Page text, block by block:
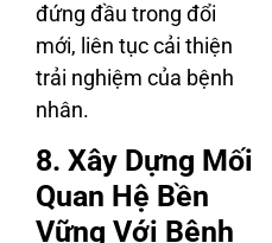
đứng đầu trong đổi
mới, liên tục cải thiện
trải nghiệm của bệnh
nhân.
8. Xây Dựng Mối
Quan Hệ Bền
Vững Với Bệnh